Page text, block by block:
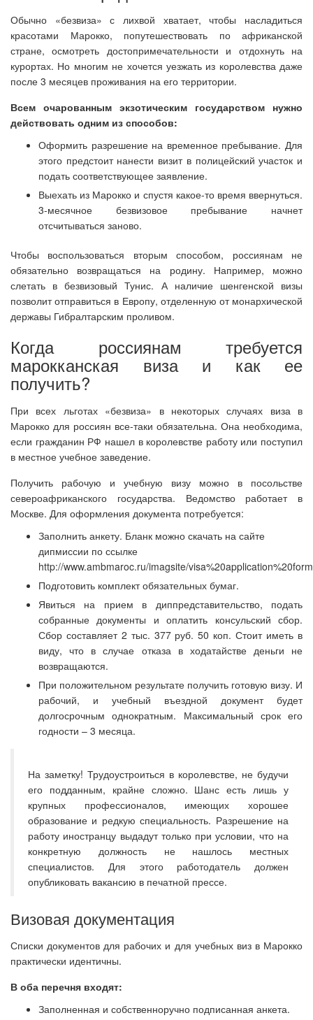
Обычно «безвиза» с лихвой хватает, чтобы насладиться
красотами Марокко, попутешествовать по африканской
стране, осмотреть достопримечательности и отдохнуть на
курортах. Но многим не хочется уезжать из королевства даже
после 3 месяцев проживания на его территории.
Всем очарованным экзотическим государством нужно
действовать одним из способов:
Оформить разрешение на временное пребывание. Для
этого предстоит нанести визит в полицейский участок и
подать соответствующее заявление.
Выехать из Марокко и спустя какое-то время ввернуться.
3-месячное безвизовое пребывание начнет
отсчитываться заново.
Чтобы воспользоваться вторым способом, россиянам не
обязательно возвращаться на родину. Например, можно
слетать в безвизовый Тунис. А наличие шенгенской визы
позволит отправиться в Европу, отделенную от монархической
державы Гибралтарским проливом.
Когда россиянам требуется
марокканская виза и как ее
получить?
При всех льготах «безвиза» в некоторых случаях виза в
Марокко для россиян все-таки обязательна. Она необходима,
если гражданин РФ нашел в королевстве работу или поступил
в местное учебное заведение.
Получить рабочую и учебную визу можно в посольстве
североафриканского государства. Ведомство работает в
Москве. Для оформления документа потребуется:
Заполнить анкету. Бланк можно скачать на сайте
дипмиссии по ссылке
http://www.ambmaroc.ru/imagsite/
Подготовить комплект обязательных бумаг.
Явиться на прием в диппредставительство, подать
собранные документы и оплатить консульский сбор.
Сбор составляет 2 тыс. 377 руб. 50 коп. Стоит иметь в
виду, что в случае отказа в ходатайстве деньги не
возвращаются.
При положительном результате получить готовую визу. И
рабочий, и учебный въездной документ будет
долгосрочным однократным. Максимальный срок его
годности – 3 месяца.
На заметку! Трудоустроиться в королевстве, не будучи
его подданным, крайне сложно. Шанс есть лишь у
крупных профессионалов, имеющих хорошее
образование и редкую специальность. Разрешение на
работу иностранцу выдадут только при условии, что на
конкретную должность не нашлось местных
специалистов. Для этого работодатель должен
опубликовать вакансию в печатной прессе.
Визовая документация
Списки документов для рабочих и для учебных виз в Марокко
практически идентичны.
В оба перечня входят:
Заполненная и собственноручно подписанная анкета.